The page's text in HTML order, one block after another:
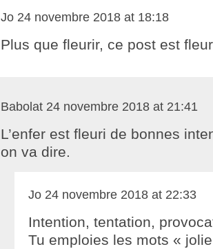
Jo 24 novembre 2018 at 18:18
Plus que fleurir, ce post est
Babolat 24 novembre 2018 at 21:41
L’enfer est fleuri de bonnes
on va dire.
Jo 24 novembre 2018 at 22:33
Intention, tentation,
Tu emploies les mots «